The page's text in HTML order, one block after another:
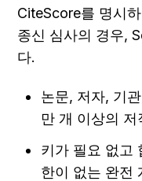
CiteScore를 명시
종신 심사의 경우,
다.
논문, 저자, 기
만 개 이상의
키가 필요 없고
한이 없는 완전